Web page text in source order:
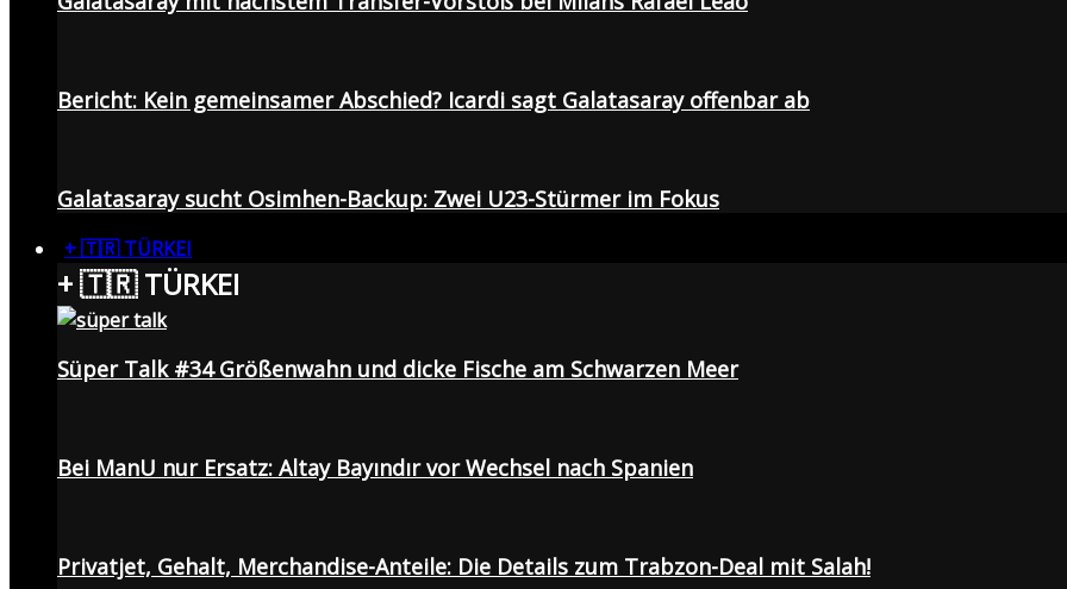
Bericht: Kein gemeinsamer Abschied? Icardi sagt Galatasaray offenbar ab
Galatasaray sucht Osimhen-Backup: Zwei U23-Stürmer im Fokus
+ 🇹🇷 TÜRKEI
+ 🇹🇷 TÜRKEI
Süper Talk #34 Größenwahn und dicke Fische am Schwarzen Meer
Bei ManU nur Ersatz: Altay Bayındır vor Wechsel nach Spanien
Privatjet, Gehalt, Merchandise-Anteile: Die Details zum Trabzon-Deal mit Salah!